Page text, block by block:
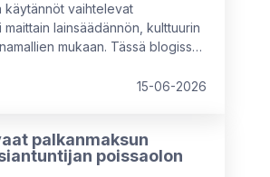
käytännöt vaihtelevat
maittain lainsäädännön, kulttuurin
mukaan. Tässä blogissa
Alankomaiden, Italian ja
on välttämätöntä.
15-06-2026
palkanmaksun
poissaolon